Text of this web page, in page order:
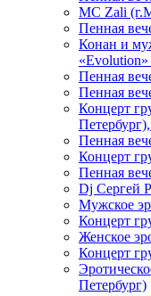
МС Zali
Пенная
Конан и
Пенная
Пенная
Концерт
Пенная
Концерт
Пенная
Dj Сергей
Мужское
Концерт
Женское
Концерт
Петербург)